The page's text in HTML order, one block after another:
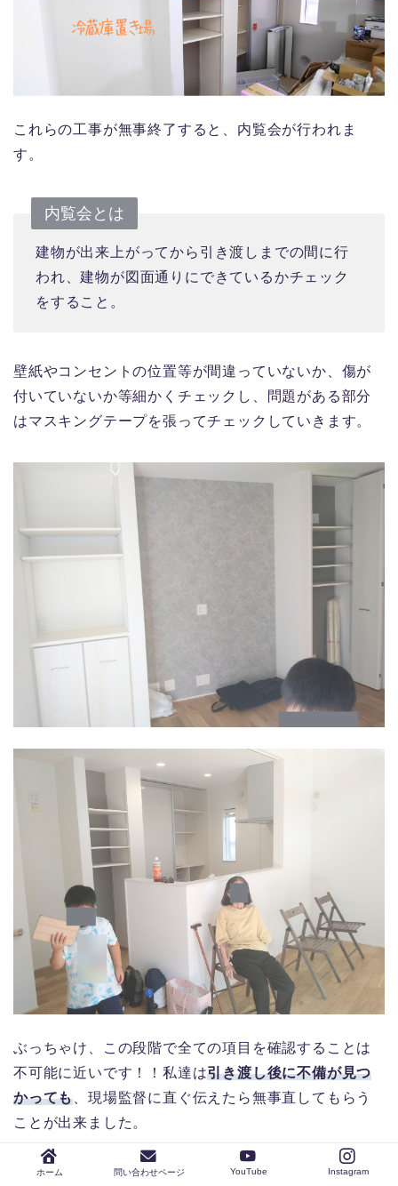
これらの工事が無事終了すると、内覧会が行われま
す。
内覧会とは
建物が出来上がってから引き渡しまでの間に行
われ、建物が図面通りにできているかチェック
をすること。
壁紙やコンセントの位置等が間違っていないか、傷が
付いていないか等細かくチェックし、問題がある部分
はマスキングテープを張ってチェックしていきます。
ぶっちゃけ、この段階で全ての項目を確認することは
不可能に近いです！！私達は引き渡し後に不備が見つ
かっても 、現場監督に直ぐ伝えたら無事直してもらう
ことが出来ました。
なので堅苦しく考えず気になったら報告するぐらいで
ホーム 問い合わせページ YouTube Instagram